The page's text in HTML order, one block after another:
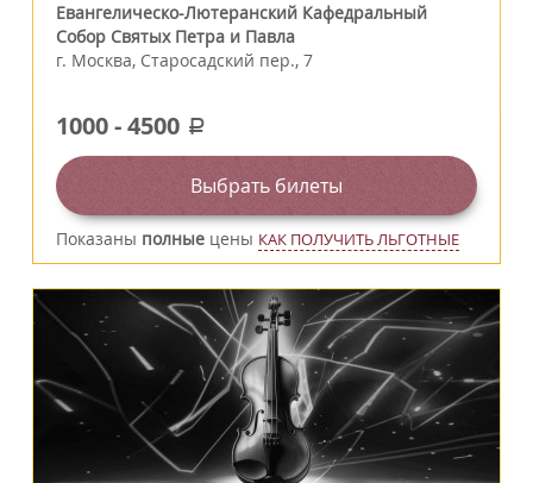
Евангелическо-Лютеранский Кафедральный
Собор Святых Петра и Павла
г. Москва, Старосадский пер., 7
1000-4500 a
Выбрать билеты
Показаны полные цены КАК ПОЛУЧИТЬ ЛЬГОТНЫЕ